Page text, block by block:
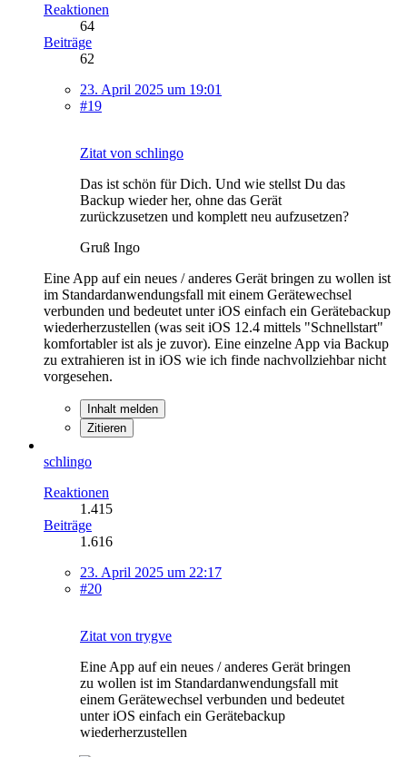
Reaktionen
64
Beiträge
62
23. April 2025 um 19:01
#19
Zitat von schlingo
Das ist schön für Dich. Und wie stellst Du das
Backup wieder her, ohne das Gerät
zurückzusetzen und komplett neu aufzusetzen?
Gruß Ingo
Eine App auf ein neues / anderes Gerät bringen zu wollen ist
im Standardanwendungsfall mit einem Gerätewechsel
verbunden und bedeutet unter iOS einfach ein Gerätebackup
wiederherzustellen (was seit iOS 12.4 mittels "Schnellstart"
komfortabler ist als je zuvor). Eine einzelne App via Backup
zu extrahieren ist in iOS wie ich finde nachvollziehbar nicht
vorgesehen.
Inhalt melden
Zitieren
schlingo
Reaktionen
1.415
Beiträge
1.616
23. April 2025 um 22:17
#20
Zitat von trygve
Eine App auf ein neues / anderes Gerät bringen
zu wollen ist im Standardanwendungsfall mit
einem Gerätewechsel verbunden und bedeutet
unter iOS einfach ein Gerätebackup
wiederherzustellen